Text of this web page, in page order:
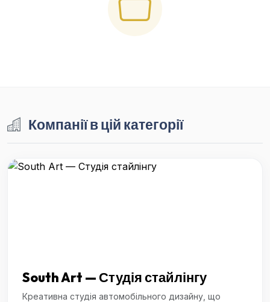
Компанії в цій категорії
South Art — Студія стайлінгу
Креативна студія автомобільного дизайну, що